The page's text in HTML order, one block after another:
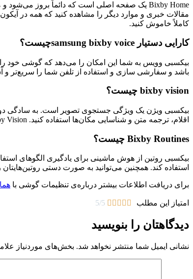
کاملاً خاموش کنید.
کارایی دستیار چیست؟
باشد و سفارشی سازی و استفاده از تلفن شما را سریع‌تر و
bixby vision چیست؟
اقلام، ترجمه متن و شناسایی مکان‌ها استفاده کنید. Bixby Vision را می‌توان در دوربین، گالری و برنامه‌های اینترنتی سامسونگ استفاده کرد.
Bixby Routines چیست؟
بیکسبی روتین از هوش ماشینی برای یادگیری الگوهای
استفاده کند. همچنین می‌توانید به صورت دستی
برای دریافت اطلاعات بیشتر درباره‌ی تنظیمات گوشی با
امتیاز این مطلب 




5/5
دیدگاهتان را بنویسید
نشانی ایمیل شما منتشر نخواهد شد. بخش‌های موردنیاز